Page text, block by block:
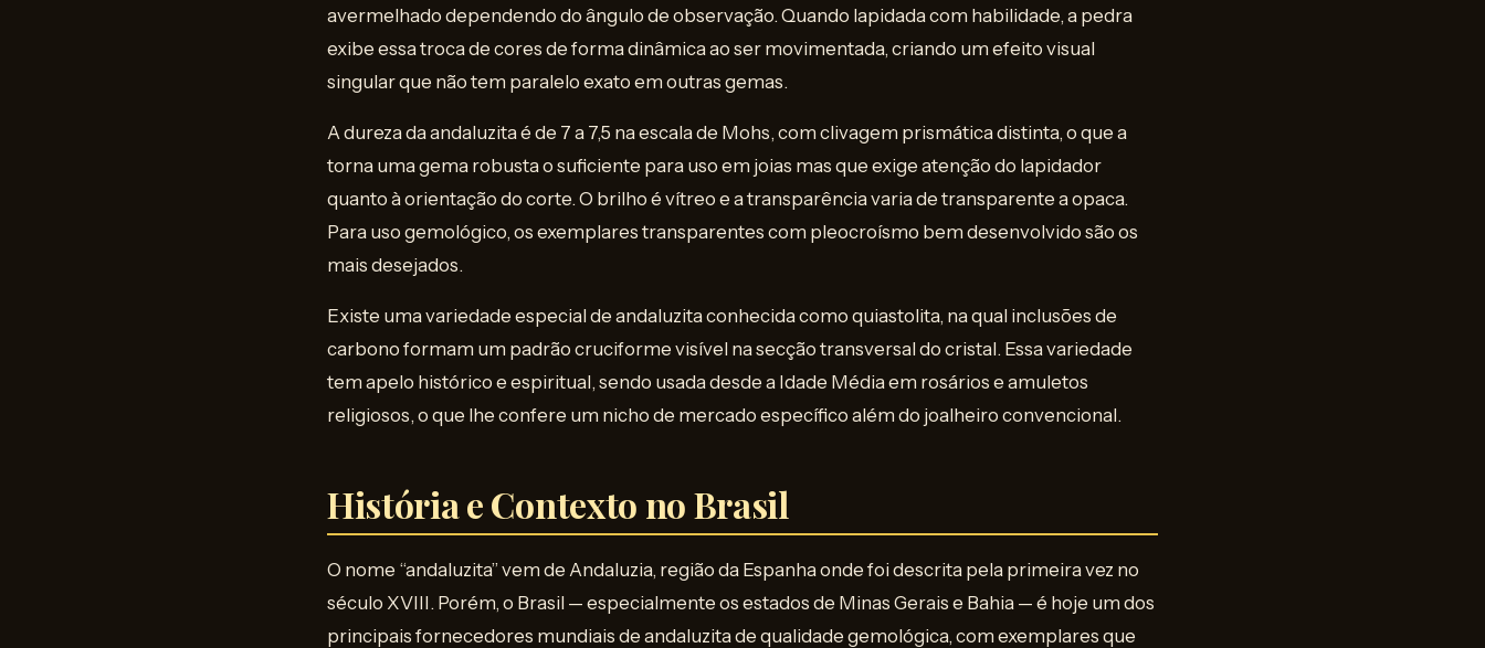
avermelhado dependendo do ângulo de observação. Quando lapidada com habilidade, a pedra
exibe essa troca de cores de forma dinâmica ao ser movimentada, criando um efeito visual
singular que não tem paralelo exato em outras gemas.
A dureza da andaluzita é de 7 a 7,5 na escala de Mohs, com clivagem prismática distinta, o que a
torna uma gema robusta o suficiente para uso em joias mas que exige atenção do lapidador
quanto à orientação do corte. O brilho é vítreo e a transparência varia de transparente a opaca.
Para uso gemológico, os exemplares transparentes com pleocroísmo bem desenvolvido são os
mais desejados.
Existe uma variedade especial de andaluzita conhecida como quiastolita, na qual inclusões de
carbono formam um padrão cruciforme visível na secção transversal do cristal. Essa variedade
tem apelo histórico e espiritual, sendo usada desde a Idade Média em rosários e amuletos
religiosos, o que lhe confere um nicho de mercado específico além do joalheiro convencional.
História e Contexto no Brasil
O nome “andaluzita” vem de Andaluzia, região da Espanha onde foi descrita pela primeira vez no
século XVIII. Porém, o Brasil — especialmente os estados de Minas Gerais e Bahia — é hoje um dos
principais fornecedores mundiais de andaluzita de qualidade gemológica, com exemplares que